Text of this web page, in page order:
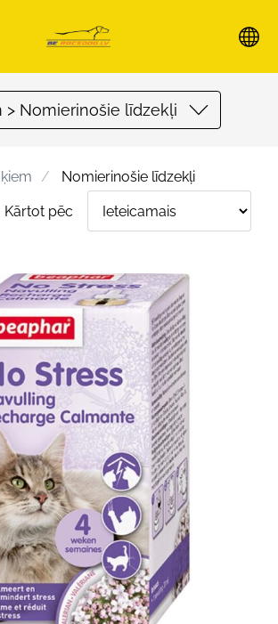
> Nomierinošie līdzekļi
Nomierinošie līdzekļi
Kārtot pēc